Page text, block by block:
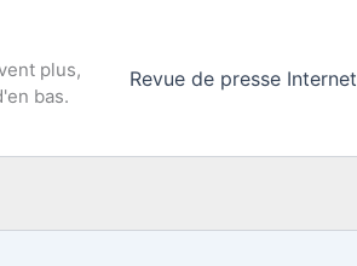
plus,
bas.
Revue de presse Internet